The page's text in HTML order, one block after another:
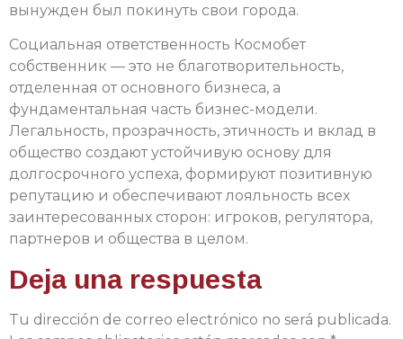
вынужден был покинуть свои города.
Социальная ответственность Космобет
собственник — это не благотворительность,
отделенная от основного бизнеса, а
фундаментальная часть бизнес-модели.
Легальность, прозрачность, этичность и вклад в
общество создают устойчивую основу для
долгосрочного успеха, формируют позитивную
репутацию и обеспечивают лояльность всех
заинтересованных сторон: игроков, регулятора,
партнеров и общества в целом.
Deja una respuesta
Tu dirección de correo electrónico no será publicada.